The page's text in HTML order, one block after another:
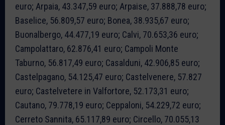
euro; Arpaia, 43.347,59 euro; Arpaise, 37.888,78 euro;
Baselice, 56.809,57 euro; Bonea, 38.935,67 euro;
Buonalbergo, 44.477,19 euro; Calvi, 70.653,36 euro;
Campolattaro, 62.876,41 euro; Campoli Monte
Taburno, 56.817,49 euro; Casalduni, 42.906,85 euro;
Castelpagano, 54.125,47 euro; Castelvenere, 57.827
euro; Castelvetere in Valfortore, 52.173,31 euro;
Cautano, 79.778,19 euro; Ceppaloni, 54.229,72 euro;
Cerreto Sannita, 65.117,89 euro; Circello, 70.055,13